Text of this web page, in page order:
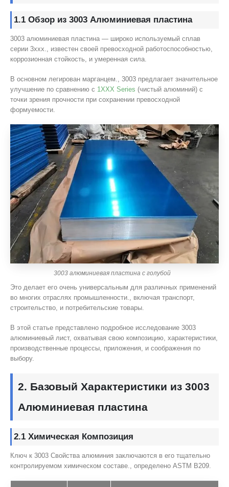
1.1 Обзор из 3003 Алюминиевая пластина
3003 алюминиевая пластина — широко используемый сплав
серии 3xxx., известен своей превосходной работоспособностью,
коррозионная стойкость, и умеренная сила.
В основном легирован марганцем., 3003 предлагает значительное
улучшение по сравнению с 1XXX Series (чистый алюминий) с
точки зрения прочности при сохранении превосходной
формуемости.
3003 алюминиевая пластина с голубой
Это делает его очень универсальным для различных применений
во многих отраслях промышленности., включая транспорт,
строительство, и потребительские товары.
В этой статье представлено подробное исследование 3003
алюминиевый лист, охватывая свою композицию, характеристики,
производственные процессы, приложения, и соображения по
выбору.
2. Базовый Характеристики из 3003
Алюминиевая пластина
2.1 Химическая Композиция
Ключ к 3003 Свойства алюминия заключаются в его тщательно
контролируемом химическом составе., определено ASTM B209.